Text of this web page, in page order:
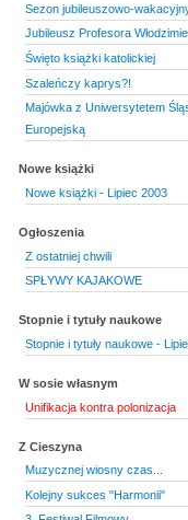
Sezon jubileuszowo-
Jubileusz Profesora
Święto książki katolickiej
Szaleńczy kaprys?!
Majówka z Uniwersytetem
Europejską
Nowe książki
Nowe książki - Lipiec 2003
Ogłoszenia
Z ostatniej chwili
SPŁYWY KAJAKOWE
Stopnie i tytuły naukowe
Stopnie i tytuły naukowe -
W sosie własnym
Unifikacja kontra polonizacja
Z Cieszyna
Muzycznej wiosny czas...
Kolejny sukces "Harmonii"